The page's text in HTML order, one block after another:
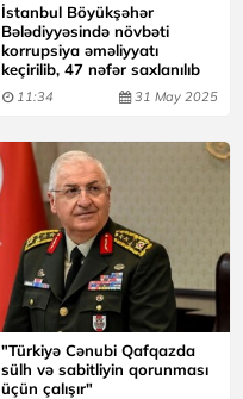
İstanbul Böyükşəhər
Bələdiyyəsində növbəti
korrupsiya əməliyyatı
keçirilib, 47 nəfər saxlanılıb
11:34 31 May 2025
"Türkiyə Cənubi Qafqazda
sülh və sabitliyin qorunması
üçün çalışır"